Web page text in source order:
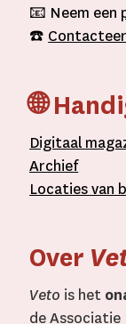
📧 Neem een
☎️ Contacteer
🌐
Digitaal
Archief
Locaties van
Over
Veto is het
de Associatie